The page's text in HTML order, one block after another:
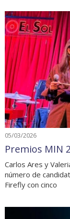
05/03/2026
Premios MIN
Carlos Ares y
número de
Firefly con cinco